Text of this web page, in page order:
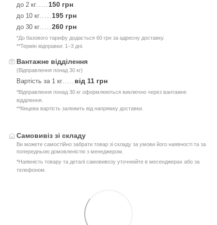
до 2 кг..... 150 грн
до 10 кг..... 195 грн
до 30 кг.....260 грн
*До базового тарифу додається 60 грн за адресну доставку.
**Термін відправки: 1–3 дні.
Вантажне відділення
(Відправлення понад 30 кг)
Вартість за 1 кг..... від 11 грн
*Відправлення понад 30 кг оформлюються виключно через вантажне
відділення.
**Кінцева вартість залежить від напрямку доставки.
Самовивіз зі складу
Ви можете самостійно забрати товар зі складу за умови його наявності та за
попередньою домовленістю з менеджером.
*Наявність товару та деталі самовивозу уточнюйте в месенджерах або за
телефоном.